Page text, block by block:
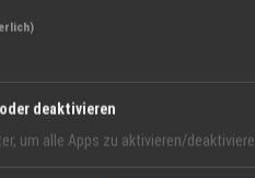
deaktivieren
um alle Apps zu aktivieren/